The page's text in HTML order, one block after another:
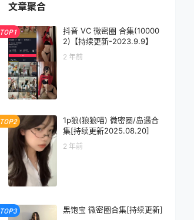
文章聚合
TOP1
抖音 VC 微密圈 合集(10000
2)【持续更新-2023.9.9】
2 年前
TOP2
1p狼(狼狼喵) 微密圈/岛遇合
集[持续更新2025.08.20]
2 年前
TOP3 黑饱宝 微密圈合集[持续更新]